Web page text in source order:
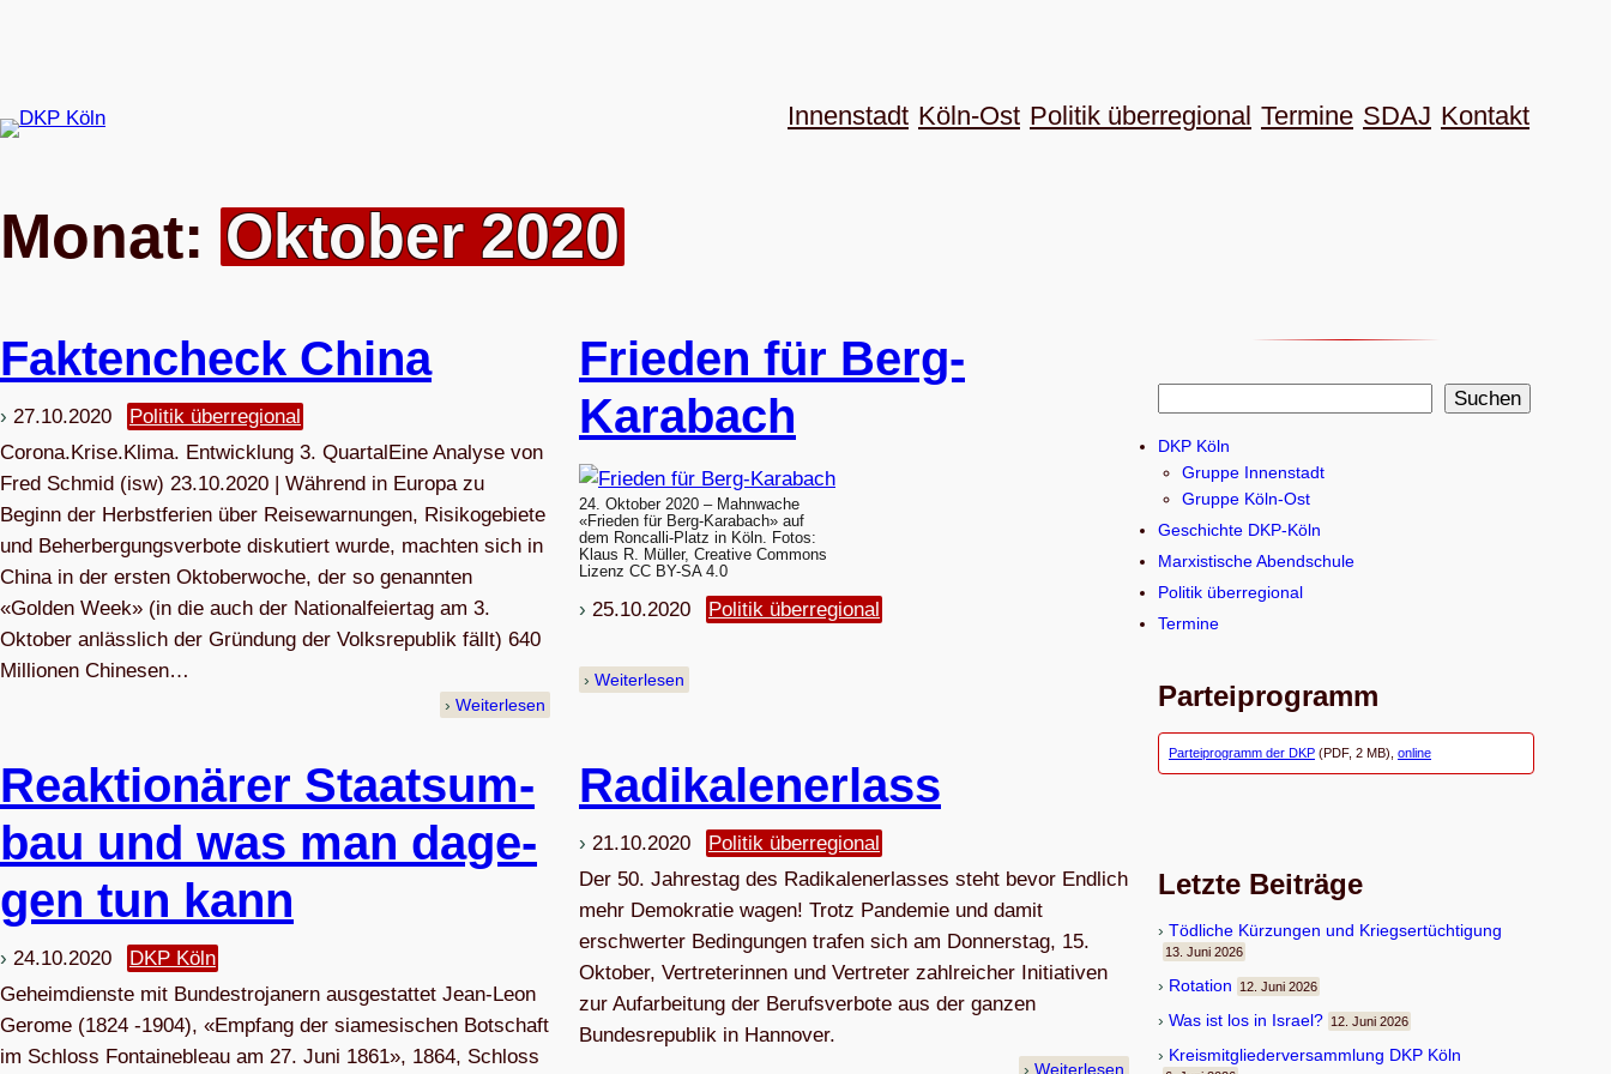
Innenstadt Köln-Ost Politik überregional Termine SDAJ Kon­takt
Monat: Oktober 2020
Fak­ten­check China
27.10.2020
Politik überregional
Corona.Krise.Klima. Entwicklung 3. QuartalEine Analyse von
Fred Schmid (isw) 23.10.2020 | Während in Europa zu
Beginn der Herbstferien über Reisewarnungen, Risikogebiete
und Beherbergungsverbote diskutiert wurde, machten sich in
China in der ersten Oktoberwoche, der so genannten
«Golden Week» (in die auch der Nationalfeiertag am 3.
Oktober anlässlich der Gründung der Volksrepublik fällt) 640
Millionen Chinesen…
Weiterlesen
Frie­den für Berg-
Karabach
24. Oktober 2020 – Mahnwache
«Frieden für Berg-Karabach» auf
dem Roncalli-Platz in Köln. Fotos:
Klaus R. Müller, Creative Commons
Lizenz CC BY-SA 4.0
25.10.2020 Politik überregional
Weiterlesen
Reak­tio­nä­rer Staats­um­
bau und was man dage­
gen tun kann
24.10.2020
DKP Köln
Geheimdienste mit Bundestrojanern ausgestattet Jean-Leon
Gerome (1824 -1904), «Empfang der siamesischen Botschaft
im Schloss Fontainebleau am 27. Juni 1861», 1864, Schloss
Radi­ka­len­er­lass
21.10.2020
Politik überregional
Der 50. Jahrestag des Radikalenerlasses steht bevor Endlich
mehr Demokratie wagen! Trotz Pandemie und damit
erschwerter Bedingungen trafen sich am Donnerstag, 15.
Oktober, Vertreterinnen und Vertreter zahlreicher Initiativen
zur Aufarbeitung der Berufsverbote aus der ganzen
Bundesrepublik in Hannover.
Weiterlesen
h
e
n
Suchen
DKP Köln
Gruppe Innenstadt
Gruppe Köln-Ost
Geschichte DKP-Köln
Marxistische Abendschule
Politik überregional
Termine
Parteiprogramm
Parteiprogramm der DKP (PDF, 2 MB), online
Letzte Beiträge
Töd­li­che Kür­zun­gen und Kriegsertüchtigung
13. Juni 2026
Rota­tion 12. Juni 2026
Was ist los in Israel? 12. Juni 2026
Kreis­mit­glie­der­ver­samm­lung DKP Köln